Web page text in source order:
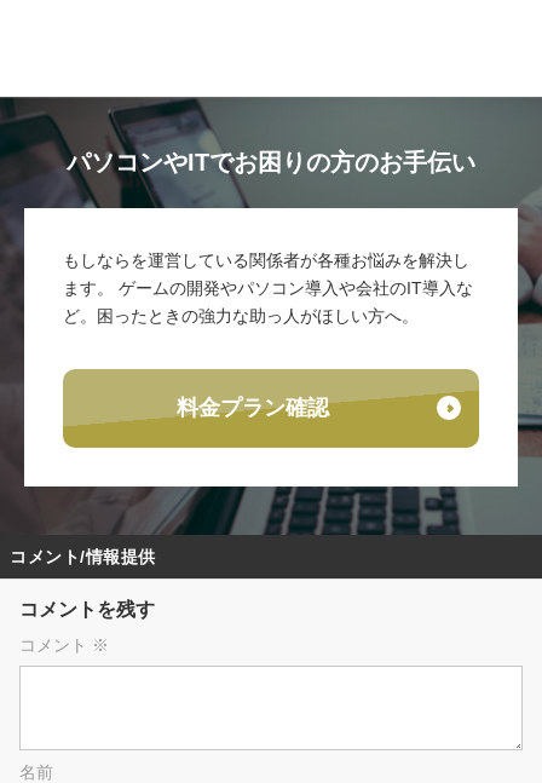
パソコンやITでお困りの方のお手伝い
もしならを運営している関係者が各種お悩みを解決し
ます。 ゲームの開発やパソコン導入や会社のIT導入な
ど。困ったときの強力な助っ人がほしい方へ。
料金プラン確認
コメント/情報提供
コメントを残す
コメント ※
名前